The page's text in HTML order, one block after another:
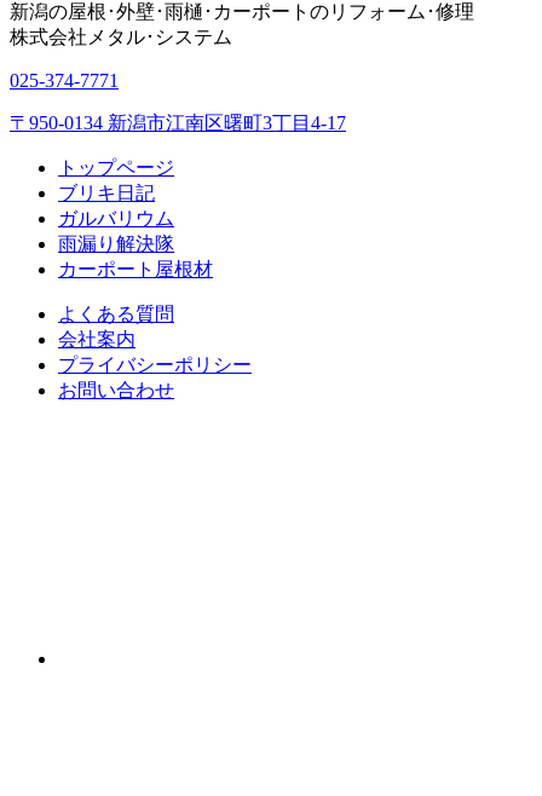
新潟の屋根･外壁･雨樋･カーポートのリフォーム･修理
株式会社メタル･システム
025-374-7771
〒950-0134 新潟市江南区曙町3丁目4-17
トップページ
ブリキ日記
ガルバリウム
雨漏り解決隊
カーポート屋根材
よくある質問
会社案内
プライバシーポリシー
お問い合わせ